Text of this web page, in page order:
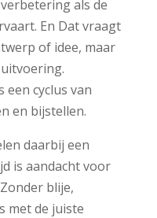
als de
En Dat vraagt
of idee, maar
cyclus van
en bijstellen.
daarbij een
is aandacht voor
blije,
met de juiste